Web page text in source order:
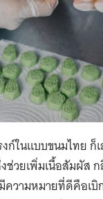
งก์ในแบบขนมไทย ก็
ช่วยเพิ่มเนื้อสัมผัส
วามหมายที่ดีคือเบิ